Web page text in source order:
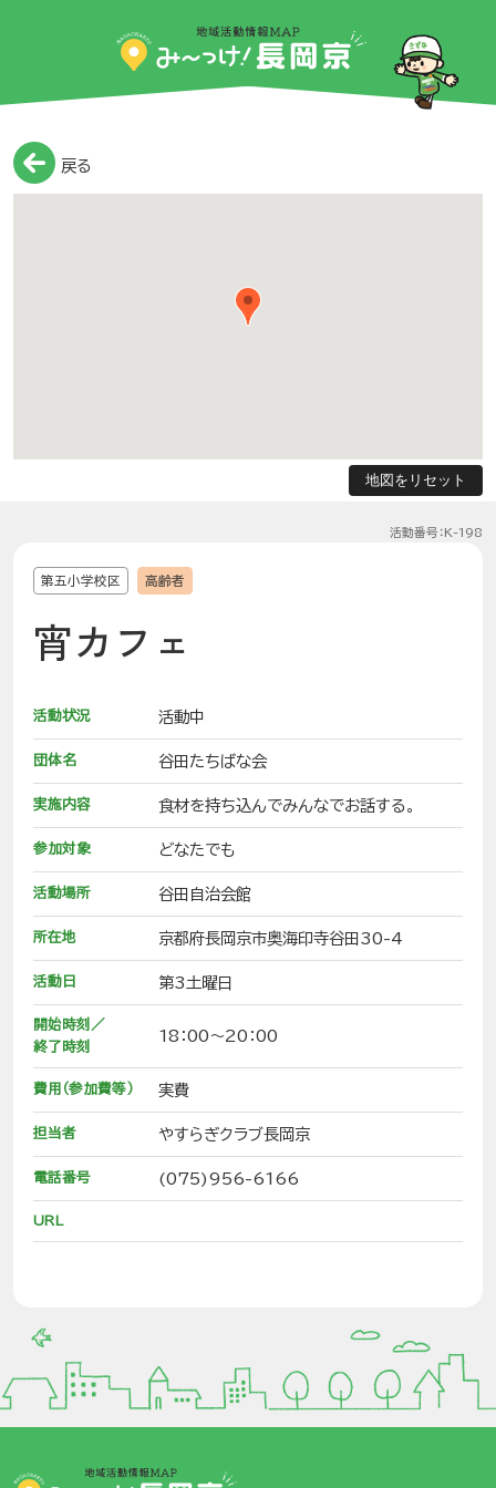
戻る
地図をリセット
活動番号：K-198
第五小学校区 高齢者
宵カフェ
活動状況 活動中
団体名 谷田たちばな会
実施内容 食材を持ち込んでみんなでお話する。
参加対象 どなたでも
活動場所 谷田自治会館
所在地 京都府長岡京市奥海印寺谷田30-4
活動日 第3土曜日
開始時刻／
終了時刻
18：00～20：00
費用（参加費等） 実費
担当者 やすらぎクラブ長岡京
電話番号 (075)956-6166
URL